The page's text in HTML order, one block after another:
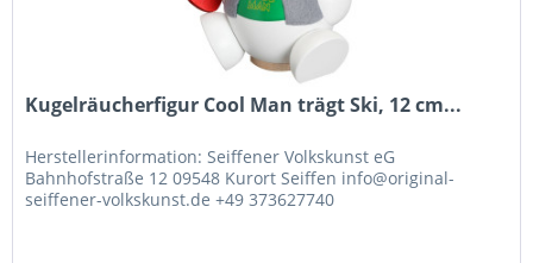
Kugelräucherfigur Cool Man trägt Ski, 12 cm...
Herstellerinformation: Seiffener Volkskunst eG
Bahnhofstraße 12 09548 Kurort Seiffen info@original-
seiffener-volkskunst.de +49 373627740